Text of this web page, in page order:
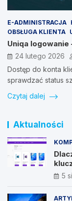
E-ADMINISTRACJA
OBSŁUGA KLIENTA
Uniqa
24 lutego 2026
Dostęp do konta
sprawdzać status
Czytaj dalej
Aktualności
5